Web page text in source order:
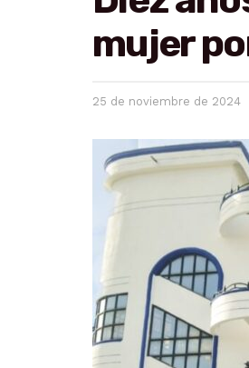
mujer
25 de noviembre de 2024